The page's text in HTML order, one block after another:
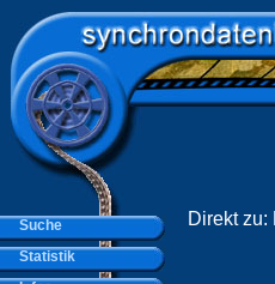
Direkt zu:
Suche
Statistik